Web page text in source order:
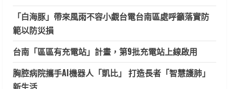
「白海豚」帶來風雨不容小覷台電台南區處呼籲落實防
範以防災損
台南「區區有充電站」計畫，第9批充電站上線啟用
胸腔病院攜手AI機器人「凱比」 打造長者「智慧護肺」
新生活